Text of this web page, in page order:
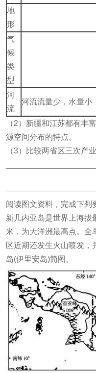
地
形
气
候
类
型
河
流
河流流量少，水量小
（2）新疆和江苏都有丰
源空间分布的特点。
（3）比较两省区三次产
阅读图文资料，完成下列
新几内亚岛是世界上海拔
米，为大洋洲最高点。全
区近期还发生火山喷发，
岛(伊里安岛)简图。